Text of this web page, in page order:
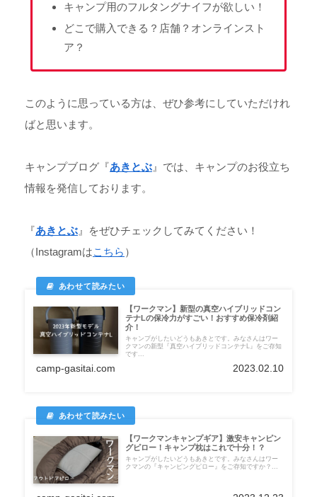
キャンプ用のフルタングナイフが欲しい！
どこで購入できる？店舗？オンラインスト
ア？
このように思っている方は、ぜひ参考にしていただけれ
ばと思います。
キャンプブログ『あきとぶ 』では、キャンプのお役立ち
情報を発信しております。
『あきとぶ 』をぜひチェックしてみてください！
（Instagramはこちら ）
【ワークマン】新型の真空ハイブリッドコン
テナLの保冷力がすごい！おすすめ保冷剤紹
介！
キャンプがしたいどうもあきとです。みなさんはワー
クマンの新型『真空ハイブリッドコンテナL』をご存知
です...
camp-gasitai.com 2023.02.10
【ワークマンキャンプギア】激安キャンピン
グピロー！キャンプ枕はこれで十分！？
キャンプがしたいどうもあきとです。みなさんはワー
クマンの『キャンピングピロー』をご存知ですか？...